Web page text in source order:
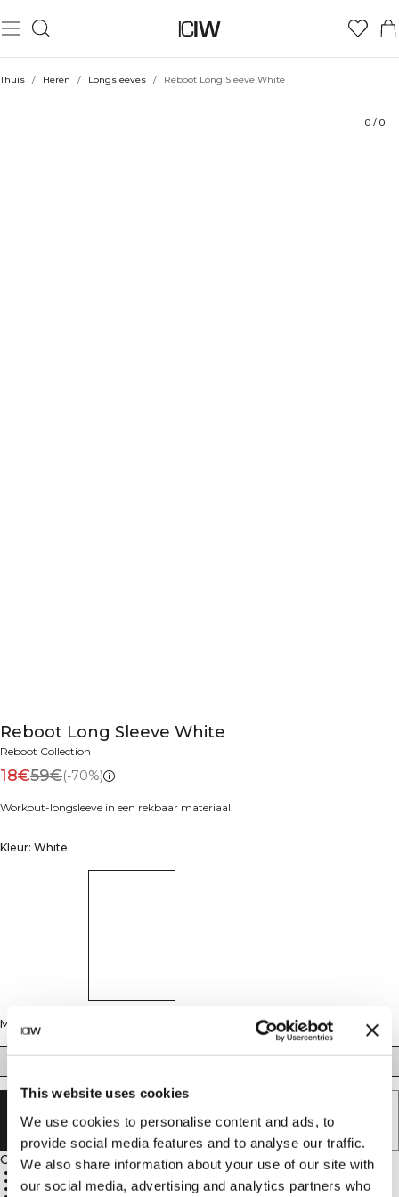
This website uses cookies
We use cookies to personalise content and ads, to
provide social media features and to analyse our traffic.
We also share information about your use of our site with
our social media, advertising and analytics partners who
Thuis / Heren / Longsleeves / Reboot Long Sleeve White
0 / 0
Reboot Long Sleeve White
Reboot Collection
18€59€(-70%)
Workout-longsleeve in een rekbaar materiaal.
Kleur: White
Maat
HOOGTE
Omschrijving
85% nylon, 15% elastaan
Decoratieve naden voor een mooie uitstraling
Spleten aan de onderzoom voor optimale bewegingsvrijheid